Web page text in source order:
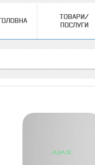
ТОВАРИ/
ПОСЛУГИ